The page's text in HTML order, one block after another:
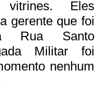
Eles
gerente que foi
Rua Santo
Militar foi
nenhum